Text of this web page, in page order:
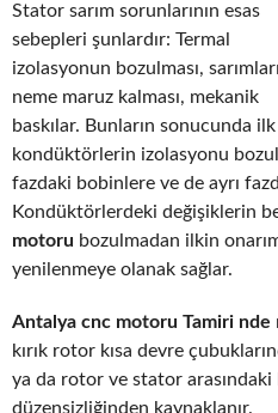
Stator sarım sorunlarının esas
sebepleri şunlardır: Termal
izolasyonun bozulması,
neme maruz kalması, mekanik
baskılar. Bunların sonucunda
kondüktörlerin izolasyonu
fazdaki bobinlere ve de ayrı
Kondüktörlerdeki değişiklerin
motoru bozulmadan ilkin
yenilenmeye olanak sağlar.
Antalya cnc motoru Tamiri nde
kırık rotor kısa devre
ya da rotor ve stator arasındaki
düzensizliğinden kaynaklanır.